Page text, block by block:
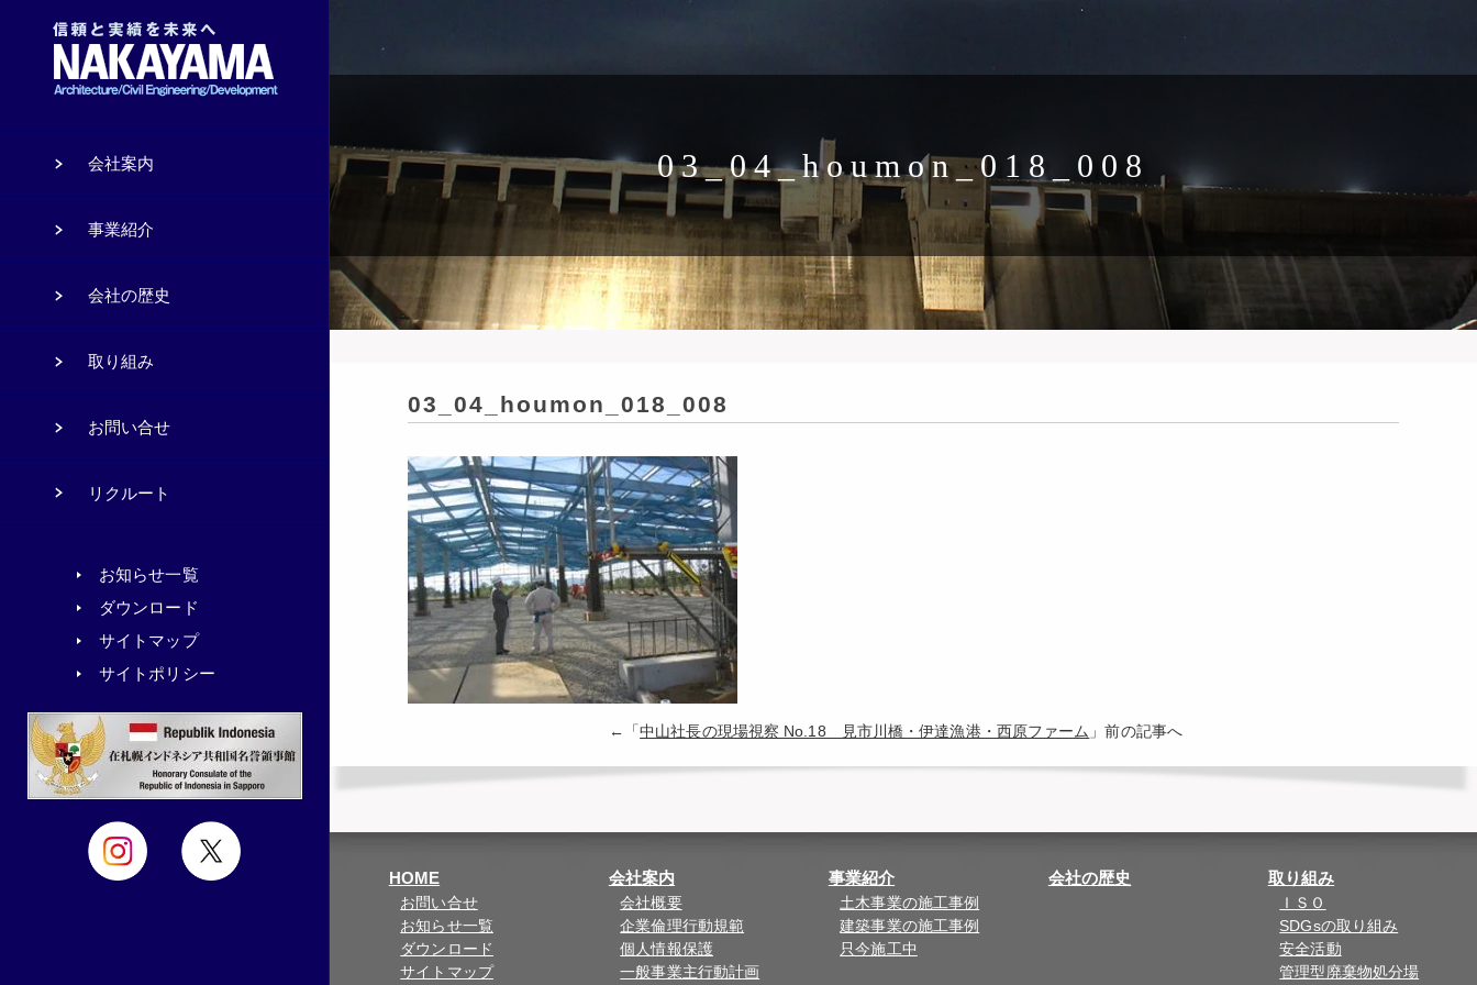
03_04_houmon_018_008
03_04_houmon_018_008
←「中山社長の現場視察 No.18 見市川橋・伊達漁港・西原ファーム 」前の記事へ
HOME
お問い合せ
お知らせ一覧
ダウンロード
サイトマップ
会社案内
会社概要
企業倫理行動規範
個人情報保護
一般事業主行動計画
事業紹介
土木事業の施工事例
建築事業の施工事例
只今施工中
会社の歴史 取り組み
ＩＳＯ
SDGsの取り組み
安全活動
管理型廃棄物処分場
会社案内
事業紹介
会社の歴史
取り組み
お問い合せ
リクルート
お知らせ一覧
ダウンロード
サイトマップ
サイトポリシー